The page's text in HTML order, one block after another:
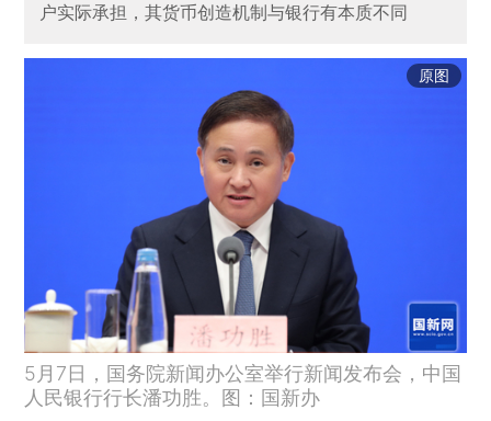
户实际承担，其货币创造机制与银行有本质不同
原图
5月7日，国务院新闻办公室举行新闻发布会，中国
人民银行行长潘功胜。图：国新办